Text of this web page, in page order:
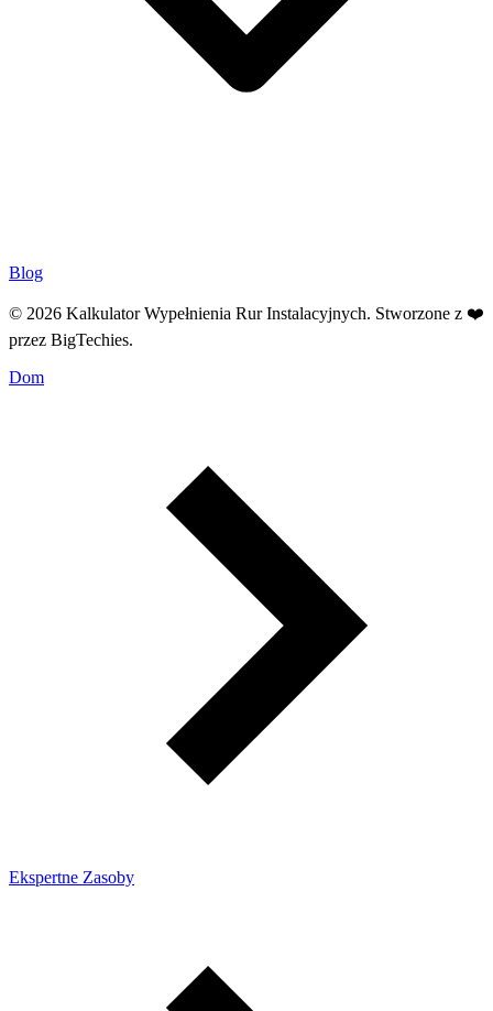
Blog
© 2026 Kalkulator Wypełnienia Rur Instalacyjnych. Stworzone z ❤️
przez BigTechies.
Dom
Ekspertne Zasoby